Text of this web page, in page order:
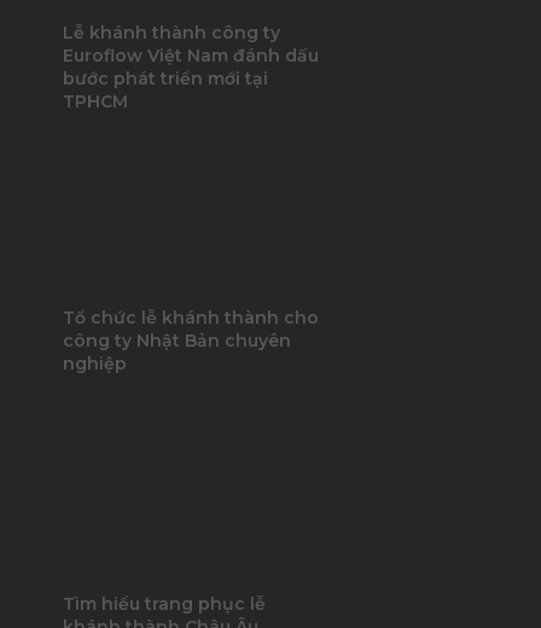
Lễ khánh thành công ty
Euroflow Việt Nam đánh dấu
bước phát triển mới tại
TPHCM
Tổ chức lễ khánh thành cho
công ty Nhật Bản chuyên
nghiệp
Tìm hiểu trang phục lễ